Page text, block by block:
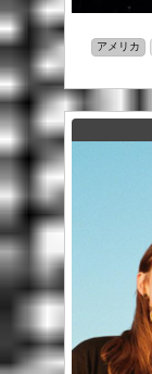
アメリカ